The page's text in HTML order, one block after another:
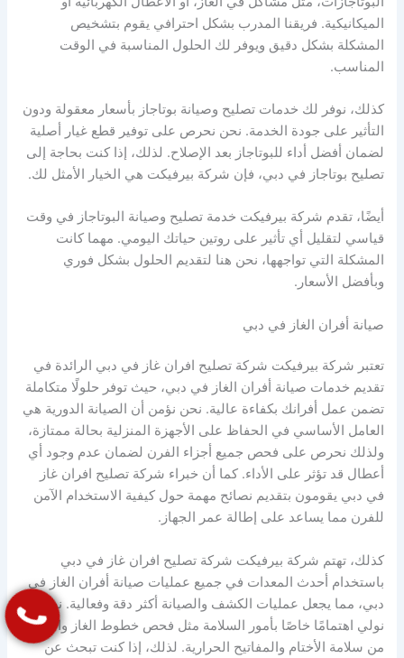
الميكانيكية. فريقنا المدرب بشكل احترافي يقوم بتشخيص
المشكلة بشكل دقيق ويوفر لك الحلول المناسبة في الوقت
المناسب.
كذلك، نوفر لك خدمات تصليح وصيانة بوتاجاز بأسعار معقولة ودون
التأثير على جودة الخدمة. نحن نحرص على توفير قطع غيار أصلية
لضمان أفضل أداء للبوتاجاز بعد الإصلاح. لذلك، إذا كنت بحاجة إلى
تصليح بوتاجاز في دبي، فإن شركة بيرفيكت هي الخيار الأمثل لك.
أيضًا، تقدم شركة بيرفيكت خدمة تصليح وصيانة البوتاجاز في وقت
قياسي لتقليل أي تأثير على روتين حياتك اليومي. مهما كانت
المشكلة التي تواجهها، نحن هنا لتقديم الحلول بشكل فوري
وبأفضل الأسعار.
صيانة أفران الغاز في دبي
تعتبر شركة بيرفيكت شركة تصليح افران غاز في دبي الرائدة في
تقديم خدمات صيانة أفران الغاز في دبي، حيث توفر حلولًا متكاملة
تضمن عمل أفرانك بكفاءة عالية. نحن نؤمن أن الصيانة الدورية هي
العامل الأساسي في الحفاظ على الأجهزة المنزلية بحالة ممتازة،
ولذلك نحرص على فحص جميع أجزاء الفرن لضمان عدم وجود أي
أعطال قد تؤثر على الأداء. كما أن خبراء شركة تصليح افران غاز
في دبي يقومون بتقديم نصائح مهمة حول كيفية الاستخدام الآمن
للفرن مما يساعد على إطالة عمر الجهاز.
كذلك، تهتم شركة بيرفيكت شركة تصليح افران غاز في دبي
باستخدام أحدث المعدات في جميع عمليات صيانة أفران الغاز في
دبي، مما يجعل عمليات الكشف والصيانة أكثر دقة وفعالية. نحن
نولي اهتمامًا خاصًا بأمور السلامة مثل فحص خطوط الغاز والتأكد
من سلامة الأختام والمفاتيح الحرارية. لذلك، إذا كنت تبحث عن